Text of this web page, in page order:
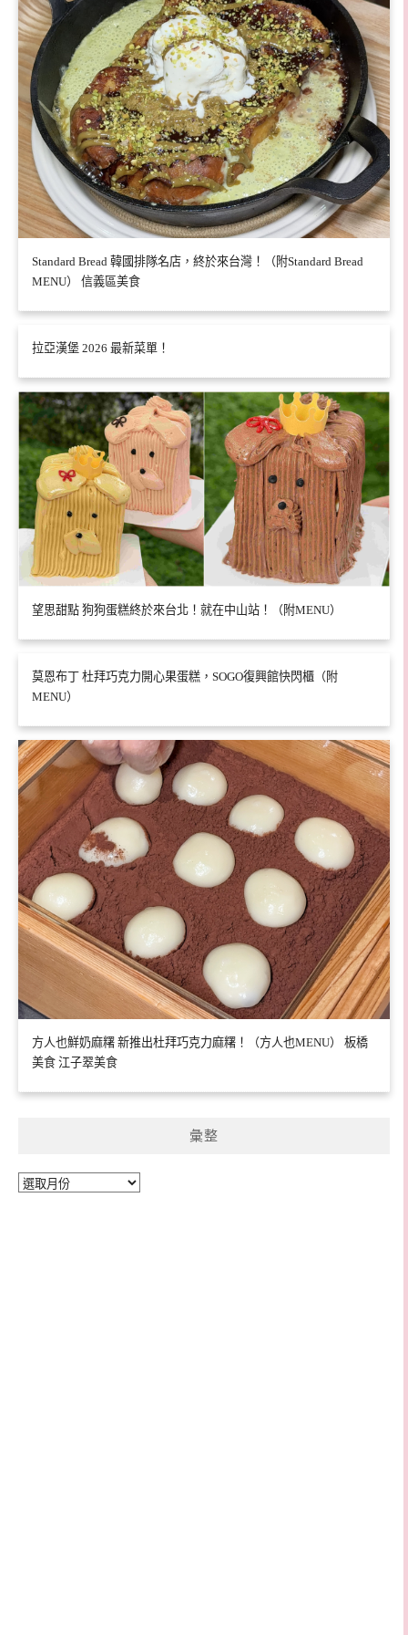
Standard Bread 韓國排隊名店，終於來台灣！（附Standard Bread
MENU） 信義區美食
拉亞漢堡 2026 最新菜單！
望思甜點 狗狗蛋糕終於來台北！就在中山站！（附MENU）
莫恩布丁 杜拜巧克力開心果蛋糕，SOGO復興館快閃櫃（附
MENU）
方人也鮮奶麻糬 新推出杜拜巧克力麻糬！（方人也MENU） 板橋
美食 江子翠美食
彙整
彙